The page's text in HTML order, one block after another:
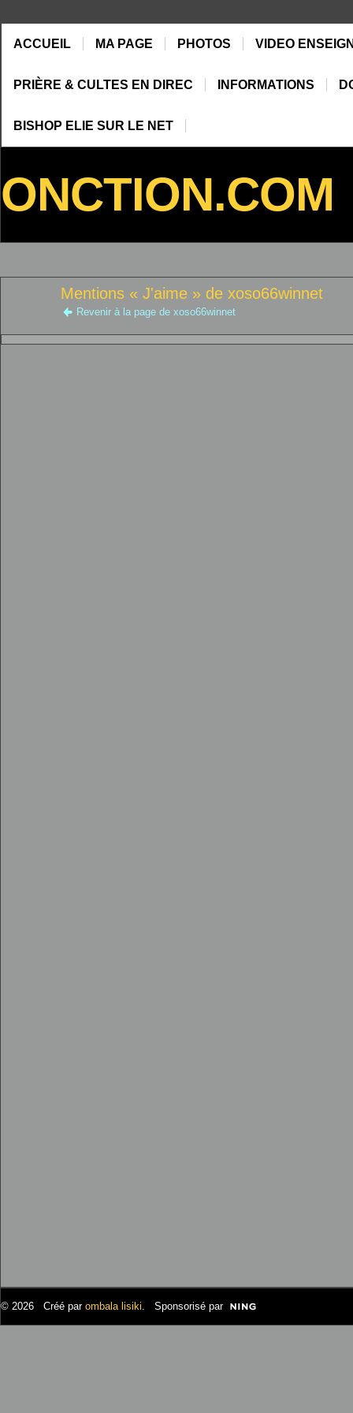
ACCUEIL MA PAGE PHOTOS VIDEO
PRIÈRE & CULTES EN DIREC INFORMATIONS
BISHOP ELIE SUR LE NET
ONCTION.COM
Mentions « J'aime » de xoso66winnet
Revenir à la page de xoso66winnet
© 2026 Créé par ombala lisiki. Sponsorisé par